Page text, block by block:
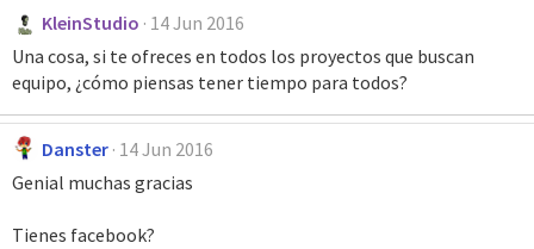
KleinStudio 14 Jun 2016
Una cosa, si te ofreces en todos los proyectos que buscan
equipo, ¿cómo piensas tener tiempo para todos?
Danster 14 Jun 2016
Genial muchas gracias
Tienes facebook?